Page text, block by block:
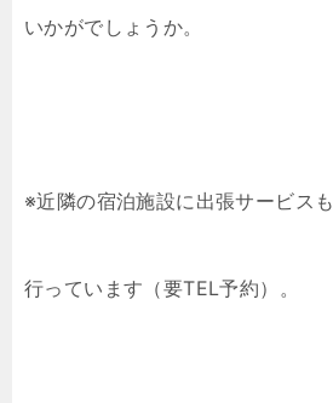
いかがでしょうか。
※近隣の宿泊施設に出張サービスも
行っています（要TEL予約）。